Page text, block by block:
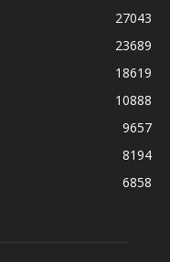
27043
23689
18619
10888
9657
8194
6858